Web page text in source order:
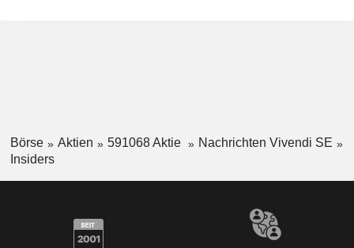
Börse Aktien 591068 Aktie
Nachrichten Vivendi SE
Insiders